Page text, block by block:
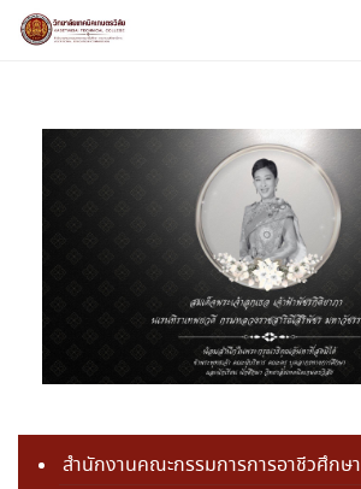
สำนักงานคณะกรรมการการอาชีวศึกษา